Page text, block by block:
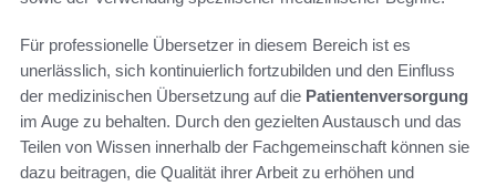
Für professionelle Übersetzer in diesem Bereich ist es
unerlässlich, sich kontinuierlich fortzubilden und den Einfluss
der medizinischen Übersetzung auf die Patientenversorgung
im Auge zu behalten. Durch den gezielten Austausch und das
Teilen von Wissen innerhalb der Fachgemeinschaft können sie
dazu beitragen, die Qualität ihrer Arbeit zu erhöhen und